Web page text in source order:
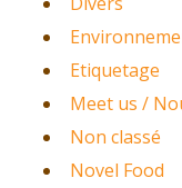
Etiquetage
Meet us /
Non classé
Novel Food